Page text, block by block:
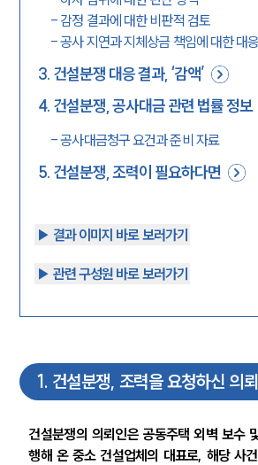
- 감정 결과에 대한 비판적 검토
-공사 지연과 지체상금 책임에 대한 대응
3. 건설분쟁 대응 결과, ‘감액’
4. 건설분쟁, 공사대금 관련 법률 정보
-공사대금청구 요건과 준비 자료
5. 건설분쟁, 조력이 필요하다면
▶︎ 결과 이미지 바로 보러가기
▶︎ 관련 구성원 바로 보러가기
1. 건설분쟁, 조력을 요청하신 의
건설분쟁의 의뢰인은 공동주택 외벽 보수
행해 온 중소 건설업체의 대표로, 해당 사